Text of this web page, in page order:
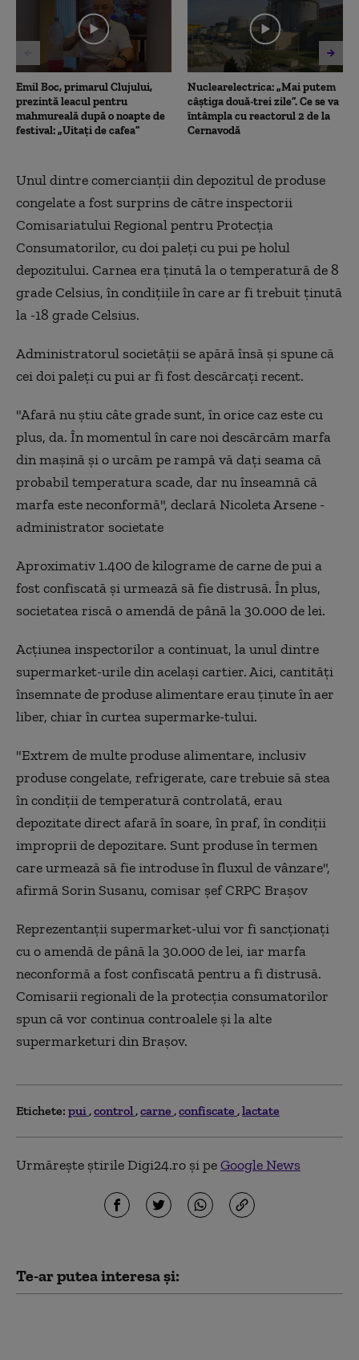
seconds
Emil Boc, primarul Clujului,
prezintă leacul pentru
mahmureală după o noapte de
festival: „Uitați de cafea”
Nuclearelectrica: „Mai putem
câștiga două-trei zile”. Ce se va
întâmpla cu reactorul 2 de la
Cernavodă
Unul dintre comercianţii din depozitul de produse
congelate a fost surprins de către inspectorii
Comisariatului Regional pentru Protecţia
Consumatorilor, cu doi paleţi cu pui pe holul
depozitului. Carnea era ţinută la o temperatură de 8
grade Celsius, în condiţiile în care ar fi trebuit ţinută
la -18 grade Celsius.
Administratorul societăţii se apără însă şi spune că
cei doi paleţi cu pui ar fi fost descărcaţi recent.
"Afară nu ştiu câte grade sunt, în orice caz este cu
plus, da. În momentul în care noi descărcăm marfa
din maşină şi o urcăm pe rampă vă daţi seama că
probabil temperatura scade, dar nu înseamnă că
marfa este neconformă", declară Nicoleta Arsene -
administrator societate
Aproximativ 1.400 de kilograme de carne de pui a
fost confiscată şi urmează să fie distrusă. În plus,
societatea riscă o amendă de până la 30.000 de lei.
Acţiunea inspectorilor a continuat, la unul dintre
supermarket-urile din acelaşi cartier. Aici, cantităţi
însemnate de produse alimentare erau ţinute în aer
liber, chiar în curtea supermarke-tului.
"Extrem de multe produse alimentare, inclusiv
produse congelate, refrigerate, care trebuie să stea
în condiţii de temperatură controlată, erau
depozitate direct afară în soare, în praf, în condiţii
improprii de depozitare. Sunt produse în termen
care urmează să fie introduse în fluxul de vânzare",
afirmă Sorin Susanu, comisar şef CRPC Braşov
Reprezentanţii supermarket-ului vor fi sancţionaţi
cu o amendă de până la 30.000 de lei, iar marfa
neconformă a fost confiscată pentru a fi distrusă.
Comisarii regionali de la protecţia consumatorilor
spun că vor continua controalele şi la alte
supermarketuri din Braşov.
Etichete: pui control carne confiscate lactate
Urmărește știrile Digi24.ro și peGoogle News
Te-ar putea interesa și: